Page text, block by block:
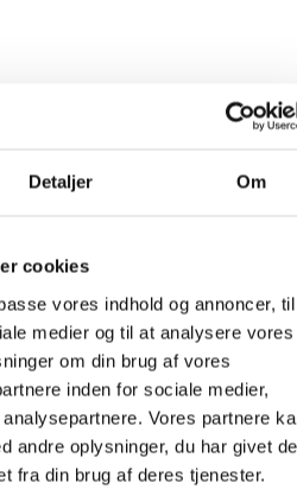
Detaljer Om
cookies
vores indhold og annoncer,
medier og til at analysere vores
om din brug af vores
inden for sociale medier,
Vores partnere
andre oplysninger, du har givet
fra din brug af deres tjenester.
du har lukket
at vandet bliver lukket korrekt.
sprunget vandledning
synligt med det samme. Ofte
tegn, der let kan overses i en travl